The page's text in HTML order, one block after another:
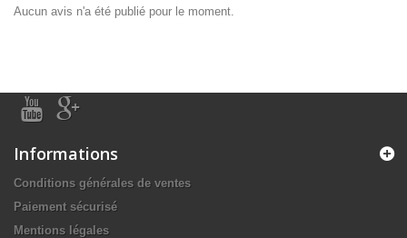
Aucun avis n'a été publié pour le moment.
Informations
Conditions générales de ventes
Paiement sécurisé
Mentions légales